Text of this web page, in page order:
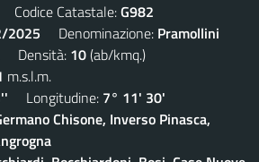
Codice Catastale:G982
2025 Denominazione: Pramollini
Densità: 10(ab/kmq.)
m.s.l.m.
Longitudine: 7° 11' 30'
Chisone, Inverso Pinasca,